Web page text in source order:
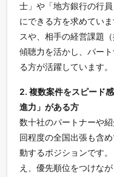
士」や「地方銀行の行
にできる方を求めてい
スや、相手の経営課題
傾聴力を活かし、パー
る方が活躍しています。
2. 複数案件をスピード
進力」がある方
数十社のパートナーや
回程度の全国出張も含
動するポジションです
え、優先順位をつけな